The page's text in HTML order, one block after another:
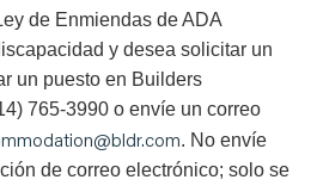
de Enmiendas de ADA
y desea solicitar un
un puesto en Builders
765-3990 o envíe un correo
. No envíe
de correo electrónico; solo se